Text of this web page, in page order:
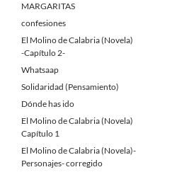
MARGARITAS
confesiones
El Molino de Calabria (Novela)
-Capítulo 2-
Whatsaap
Solidaridad (Pensamiento)
Dónde has ido
El Molino de Calabria (Novela)
Capítulo 1
El Molino de Calabria (Novela)-
Personajes- corregido